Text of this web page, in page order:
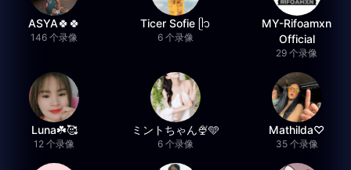
ASYA🍀🍀
146 个录像
Ticer Sofie ᥫ᭡
6 个录像
MY-Rifoamxn
Official
29 个录像
Luna☘️🥰
12 个录像
ミントちゃん🍨🩵
6 个录像
Mathilda♡︎
35 个录像